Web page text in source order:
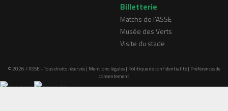
Billetterie
Matchs de l'ASSE
Musée des Verts
Visite du stade
© 2026 / ASSE - Tous droits réservés | Mentions légales| Politique de confidentialité| Préférences de
consentement